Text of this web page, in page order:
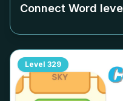
Connect Word
Level 329